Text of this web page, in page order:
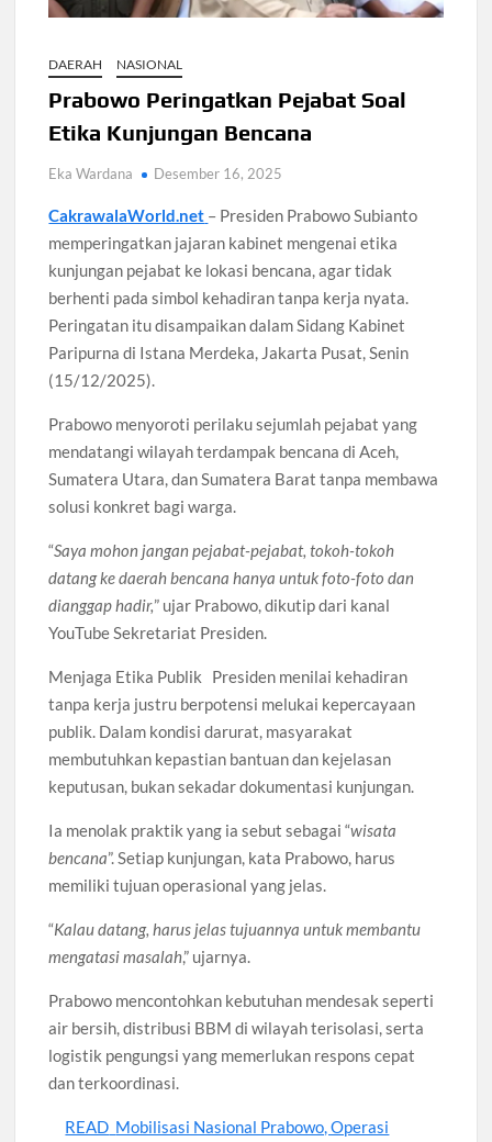
Gelombang Panas Seoul Picu Pembatalan 10 Laga
Bank Dunia Mulai Persiapan IDA22, Sri Mulyani Jadi Ketua
Independen
Sidang MK Bahas Tanggung Jawab Maskapai Saat Delay
Box Office Hollywood 2026 Tembus 4 Film Rp18 Triliun
DAERAH NASIONAL
Prabowo Peringatkan Pejabat Soal
Etika Kunjungan Bencana
Eka Wardana Desember 16, 2025
CakrawalaWorld.net – Presiden Prabowo Subianto
memperingatkan jajaran kabinet mengenai etika
kunjungan pejabat ke lokasi bencana, agar tidak
berhenti pada simbol kehadiran tanpa kerja nyata.
Peringatan itu disampaikan dalam Sidang Kabinet
Paripurna di Istana Merdeka, Jakarta Pusat, Senin
(15/12/2025).
Prabowo menyoroti perilaku sejumlah pejabat yang
mendatangi wilayah terdampak bencana di Aceh,
Sumatera Utara, dan Sumatera Barat tanpa membawa
solusi konkret bagi warga.
“Saya mohon jangan pejabat-pejabat, tokoh-tokoh
datang ke daerah bencana hanya untuk foto-foto dan
dianggap hadir,” ujar Prabowo, dikutip dari kanal
YouTube Sekretariat Presiden.
Menjaga Etika Publik Presiden menilai kehadiran
tanpa kerja justru berpotensi melukai kepercayaan
publik. Dalam kondisi darurat, masyarakat
membutuhkan kepastian bantuan dan kejelasan
keputusan, bukan sekadar dokumentasi kunjungan.
Ia menolak praktik yang ia sebut sebagai “wisata
bencana”. Setiap kunjungan, kata Prabowo, harus
memiliki tujuan operasional yang jelas.
“Kalau datang, harus jelas tujuannya untuk membantu
mengatasi masalah,” ujarnya.
Prabowo mencontohkan kebutuhan mendesak seperti
air bersih, distribusi BBM di wilayah terisolasi, serta
logistik pengungsi yang memerlukan respons cepat
dan terkoordinasi.
READ Mobilisasi Nasional Prabowo, Operasi